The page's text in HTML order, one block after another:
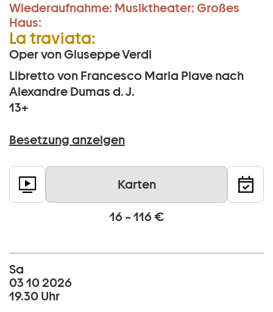
Wiederaufnahme: Musiktheater: Großes
Haus:
La traviata:
Oper von Giuseppe Verdi
Libretto von Francesco Maria Piave nach
Alexandre Dumas d. J.
13+
Besetzung anzeigen
Karten
16 – 116 €
Sa
03 10 2026
19.30 Uhr